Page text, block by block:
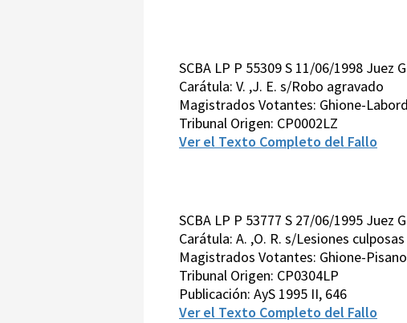
SCBA LP P 55309 S 11/06/1998 Juez
Carátula: V. ,J. E. s/Robo agravado
Magistrados Votantes: Ghione-
Tribunal Origen: CP0002LZ
Ver el Texto Completo del Fallo
SCBA LP P 53777 S 27/06/1995 Juez
Carátula: A. ,O. R. s/Lesiones culposas
Magistrados Votantes: Ghione-
Tribunal Origen: CP0304LP
Publicación: AyS 1995 II, 646
Ver el Texto Completo del Fallo